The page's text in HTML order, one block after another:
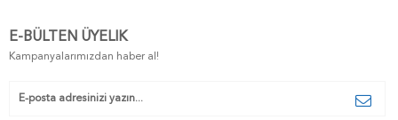
E-BÜLTEN ÜYELIK
Kampanyalarımızdan haber al!